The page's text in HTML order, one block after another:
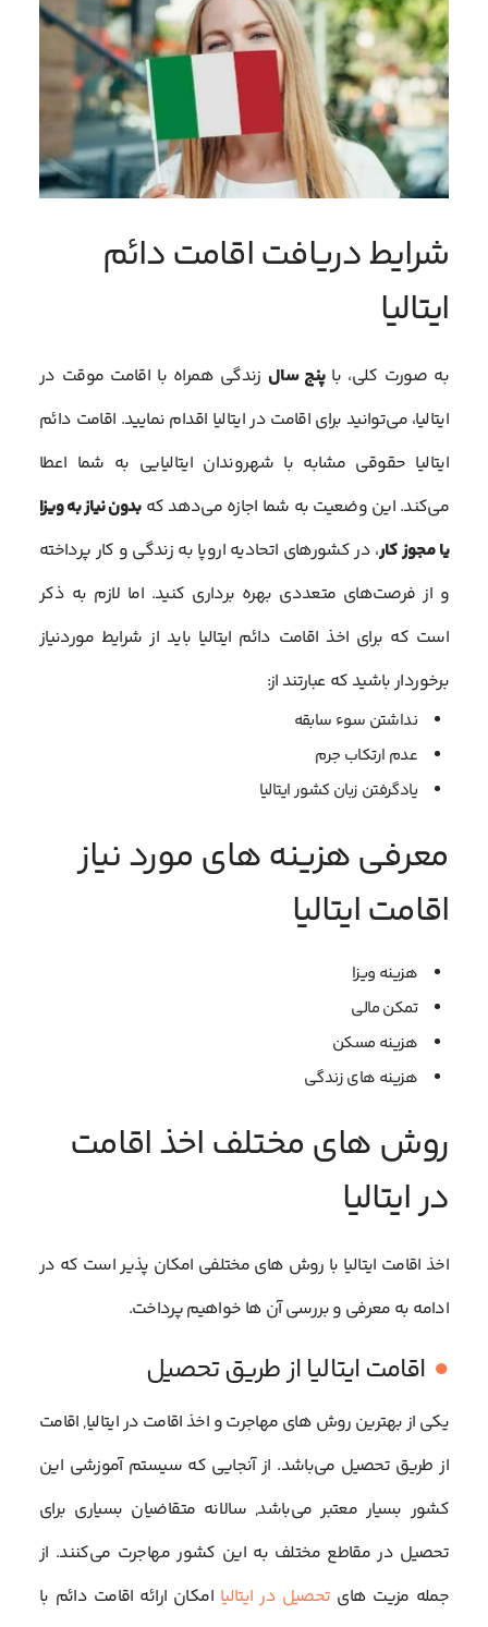
شرایط دریافت اقامت دائم
ایتالیا
به صورت کلی، باپنج سال زندگی همراه با اقامت موقت در
ایتالیا، می‌توانید برای اقامت در ایتالیا اقدام نمایید. اقامت دائم
ایتالیا حقوقی مشابه با شهروندان ایتالیایی به شما اعطا
می‌کند. این وضعیت به شما اجازه می‌دهد کهبدون نیاز به ویزا
یا مجوز کار، در کشورهای اتحادیه اروپا به زندگی و کار پرداخته
و از فرصت‌های متعددی بهره‌ برداری کنید. اما لازم به ذکر
است که برای اخذ اقامت دائم ایتالیا باید از شرایط موردنیاز
برخوردار باشید که عبارتند از:
نداشتن سوء سابقه
عدم ارتکاب جرم
یادگرفتن زبان کشور ایتالیا
معرفی هزینه های مورد نیاز
اقامت ایتالیا
هزینه ویزا
تمکن مالی
هزینه مسکن
هزینه های زندگی
روش های مختلف اخذ اقامت
در ایتالیا
اخذ اقامت ایتالیا با روش های مختلفی امکان پذیر است که در
ادامه به معرفی و بررسی آن ها خواهیم پرداخت.
اقامت ایتالیا از طریق تحصیل
یکی از بهترین روش های مهاجرت و اخذ اقامت در ایتالیا, اقامت
از طریق تحصیل می‌باشد. از آنجایی که سیستم آموزشی این
کشور بسیار معتبر می‌باشد, سالانه متقاضیان بسیاری برای
تحصیل در مقاطع مختلف به این کشور مهاجرت می‌کنند. از
جمله مزیت های تحصیل در ایتالیا امکان ارائه اقامت دائم با